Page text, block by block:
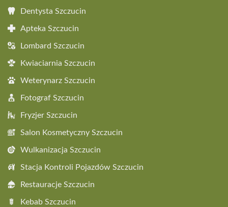
Dentysta Szczucin
Apteka Szczucin
Lombard Szczucin
Kwiaciarnia Szczucin
Weterynarz Szczucin
Fotograf Szczucin
Fryzjer Szczucin
Salon Kosmetyczny Szczucin
Wulkanizacja Szczucin
Stacja Kontroli Pojazdów Szczucin
Restauracje Szczucin
Kebab Szczucin